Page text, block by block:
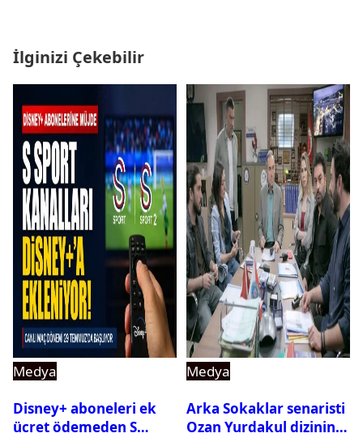
İlginizi Çekebilir
Medya
Disney+ aboneleri ek
ücret ödemeden S
Medya
Arka Sokaklar senaristi
Ozan Yurdakul dizinin